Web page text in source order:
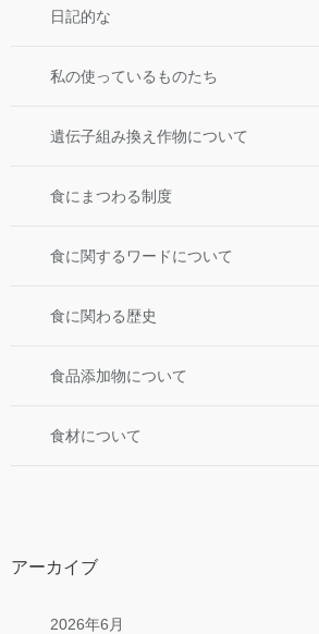
日記的な
私の使っているものたち
遺伝子組み換え作物について
食にまつわる制度
食に関するワードについて
食に関わる歴史
食品添加物について
食材について
アーカイブ
2026年6月